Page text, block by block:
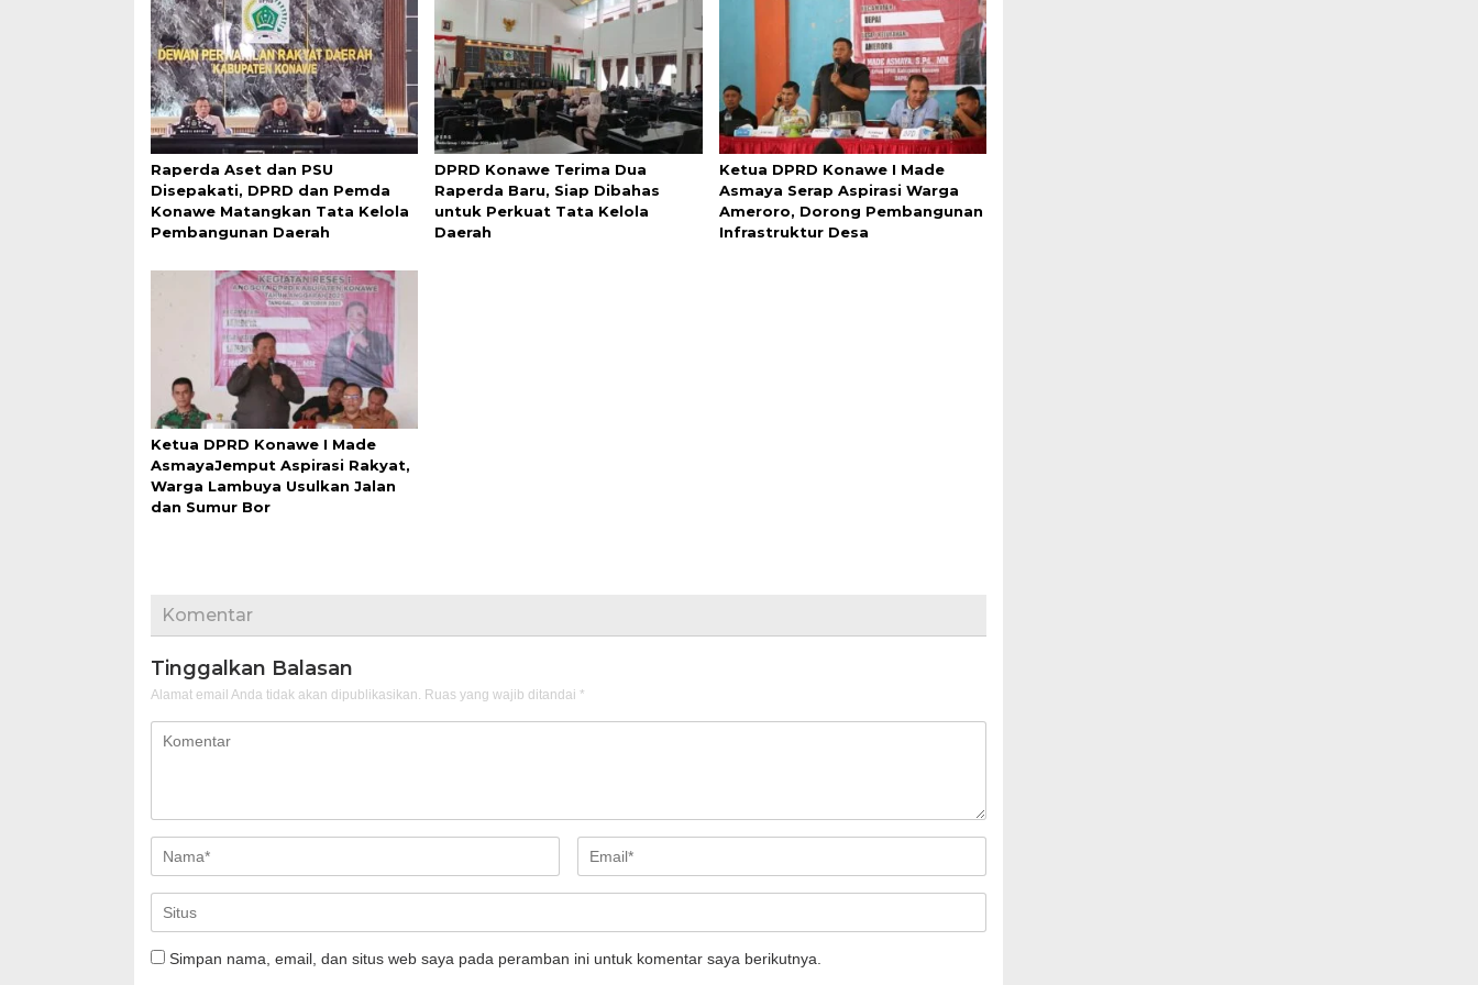
Raperda Aset dan PSU
Disepakati, DPRD dan Pemda
Konawe Matangkan Tata Kelola
Pembangunan Daerah
DPRD Konawe Terima Dua
Raperda Baru, Siap Dibahas
untuk Perkuat Tata Kelola
Daerah
Ketua DPRD Konawe I Made
Asmaya Serap Aspirasi Warga
Ameroro, Dorong Pembangunan
Infrastruktur Desa
Ketua DPRD Konawe I Made
AsmayaJemput Aspirasi Rakyat,
Warga Lambuya Usulkan Jalan
dan Sumur Bor
Komentar
Tinggalkan Balasan
Alamat email Anda tidak akan dipublikasikan. Ruas yang wajib ditandai *
Simpan nama, email, dan situs web saya pada peramban ini untuk komentar saya berikutnya.